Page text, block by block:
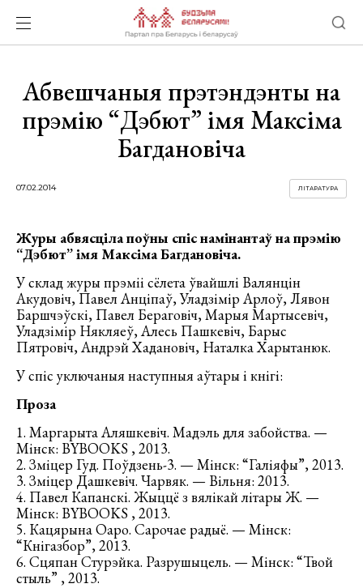
Абвешчаныя прэтэндэнты на
прэмію “Дэбют” імя Максіма
Багдановіча
07.02.2014 ЛІТАРАТУРА
Журы абвясціла поўны спіс намінантаў на прэмію
“Дэбют” імя Максіма Багдановіча.
У склад журы прэміі сёлета ўвайшлі Валянцін
Акудовіч, Павел Анціпаў, Уладзімір Арлоў, Лявон
Баршчэўскі, Павел Бераговіч, Марыя Мартысевіч,
Уладзімір Някляеў, Алесь Пашкевіч, Барыс
Пятровіч, Андрэй Хадановіч, Наталка Харытанюк.
У спіс уключаныя наступныя аўтары і кнігі:
Проза
1. Маргарыта Аляшкевіч. Мадэль для забойства. —
Мінск: BYBOOKS , 2013.
2. Зміцер Гуд. Поўдзень-3. — Мінск: “Галіяфы”, 2013.
3. Зміцер Дашкевіч. Чарвяк. — Вільня: 2013.
4. Павел Капанскі. Жыццё з вялікай літары Ж. —
Мінск: BYBOOKS , 2013.
5. Кацярына Оаро. Сарочае радыё. — Мінск:
“Кнігазбор”, 2013.
6. Сцяпан Стурэйка. Разрушыцель. — Мінск: “Твой
стыль” , 2013.